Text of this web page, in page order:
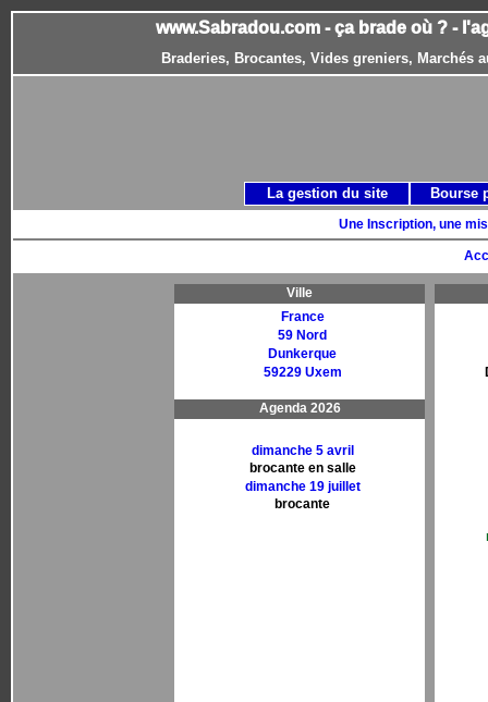
www.Sabradou.com - ça brade où ? -
Braderies, Brocantes, Vides greniers, Marchés
Une Inscription, une
Ville
France
59 Nord
Dunkerque
59229 Uxem
Agenda 2026
dimanche 5 avril
brocante en salle
dimanche 19 juillet
brocante
La gestion du site Bourse